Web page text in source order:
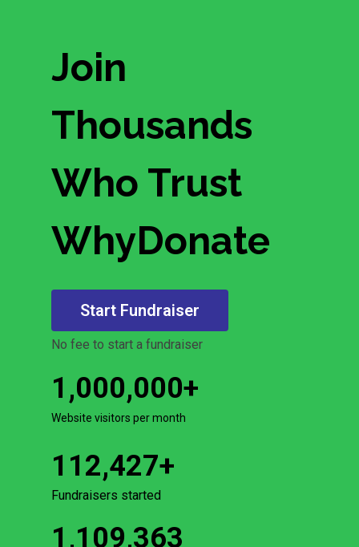
Join
Thousands
Who Trust
WhyDonate
Start Fundraiser
No fee to start a fundraiser
1,000,000+
Website visitors per month
112,427+
Fundraisers started
1,109,363